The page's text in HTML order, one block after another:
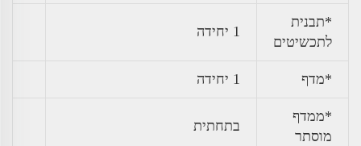
*תבנית
לתכשיטים
1 יחידה
*מדף 1 יחידה
*ממדף
מוסתר
בתחתית